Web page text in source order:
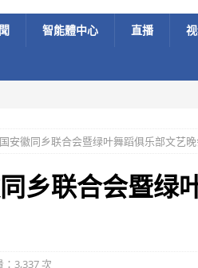
智能體中心 直播
安徽同乡联合会暨绿叶舞蹈俱乐部文艺
乡联合会暨绿
：3,337 次